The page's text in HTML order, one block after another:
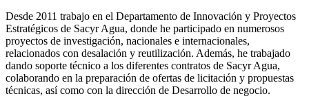
Desde 2011 trabajo en el Departamento de Innovación y Proyectos
Estratégicos de Sacyr Agua, donde he participado en numerosos
proyectos de investigación, nacionales e internacionales,
relacionados con desalación y reutilización. Además, he trabajado
dando soporte técnico a los diferentes contratos de Sacyr Agua,
colaborando en la preparación de ofertas de licitación y propuestas
técnicas, así como con la dirección de Desarrollo de negocio.